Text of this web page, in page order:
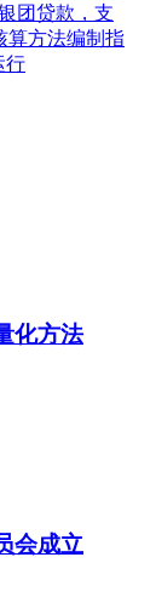
团贷款，支
算方法编制指
行
化方法
会成立